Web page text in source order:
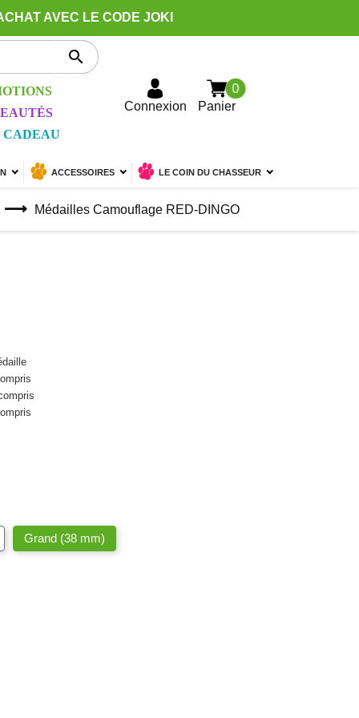
AVEC LE CODE JOKI

CADEAU
Connexion Panier
0
ACCESSOIRES LE COIN DU CHASSEUR
Médailles Camouflage RED-DINGO
Grand (38 mm)